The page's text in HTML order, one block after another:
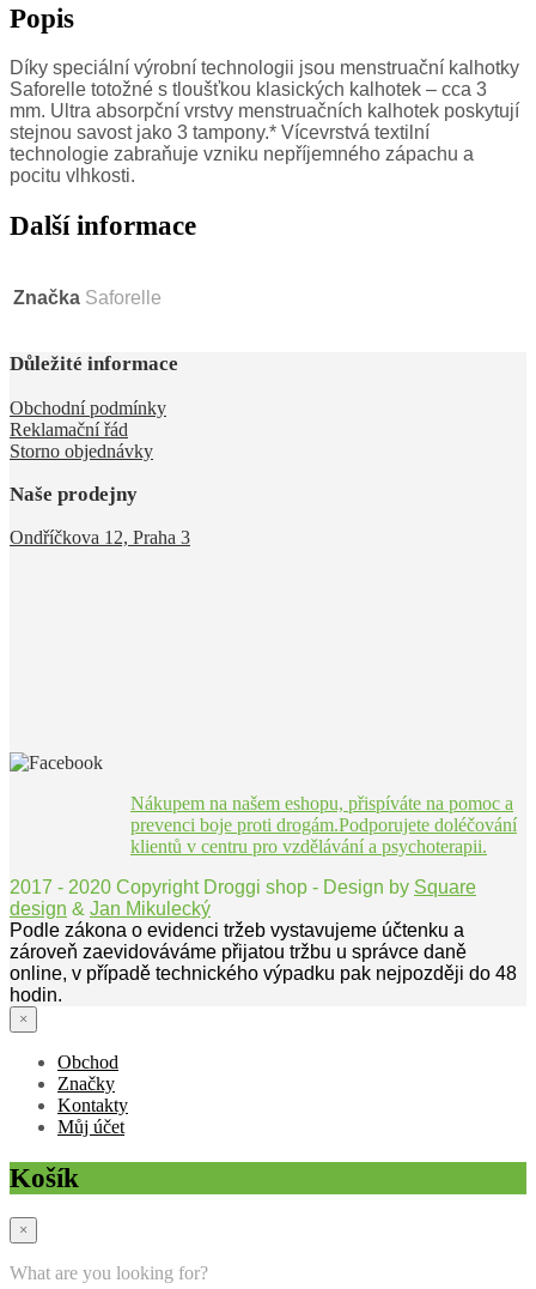
Popis
Díky speciální výrobní technologii jsou menstruační kalhotky
Saforelle totožné s tloušťkou klasických kalhotek – cca 3
mm. Ultra absorpční vrstvy menstruačních kalhotek poskytují
stejnou savost jako 3 tampony.* Vícevrstvá textilní
technologie zabraňuje vzniku nepříjemného zápachu a
pocitu vlhkosti.
Další informace
Značka Saforelle
Důležité informace
Obchodní podmínky
Reklamační řád
Storno objednávky
Naše prodejny
Ondříčkova 12, Praha 3
Nákupem na našem eshopu, přispíváte na pomoc a
prevenci boje proti drogám.Podporujete doléčování
klientů v centru pro vzdělávání a psychoterapii.
2017 - 2020 Copyright Droggi shop - Design by Square
design & Jan Mikulecký
Podle zákona o evidenci tržeb vystavujeme účtenku a
zároveň zaevidováváme přijatou tržbu u správce daně
online, v případě technického výpadku pak nejpozději do 48
hodin.
×
Obchod
Značky
Kontakty
Můj účet
Košík
×
What are you looking for?